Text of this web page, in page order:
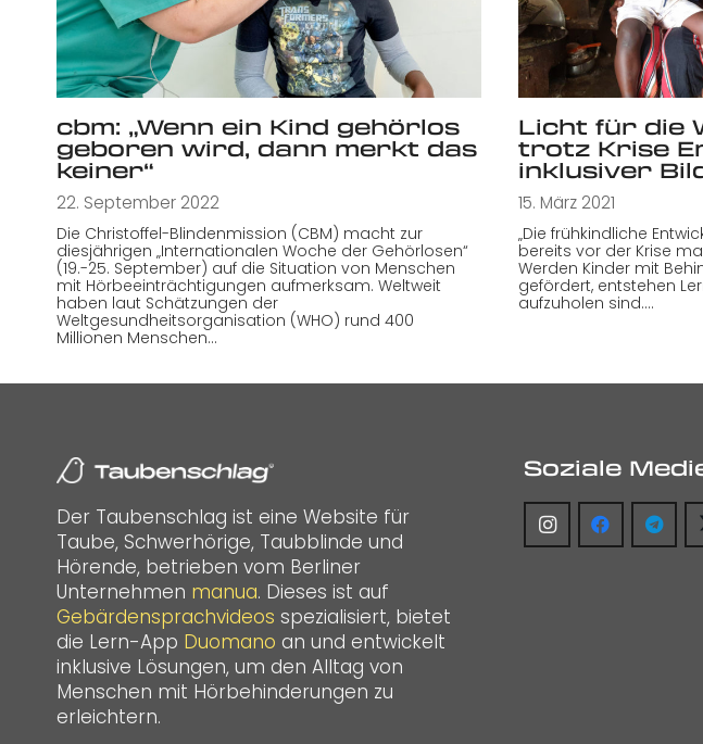
cbm: „Wenn ein Kind gehörlos
geboren wird, dann merkt das
keiner“
22. September 2022
Die Christoffel-Blindenmission (CBM) macht zur
diesjährigen „Internationalen Woche der Gehörlosen“
(19.-25. September) auf die Situation von Menschen
mit Hörbeeinträchtigungen aufmerksam. Weltweit
haben laut Schätzungen der
Weltgesundheitsorganisation (WHO) rund 400
Millionen Menschen…
Licht für die
trotz Krise
inklusiver
15. März 2021
„Die frühkindliche
bereits vor der Krise
Werden Kinder mit
gefördert, entstehen
aufzuholen sind.…
Der Taubenschlag ist eine Website für
Taube, Schwerhörige, Taubblinde und
Hörende, betrieben vom Berliner
Unternehmen manua. Dieses ist auf
Gebärdensprachvideos spezialisiert, bietet
die Lern-App Duomano an und entwickelt
inklusive Lösungen, um den Alltag von
Menschen mit Hörbehinderungen zu
erleichtern.
Soziale